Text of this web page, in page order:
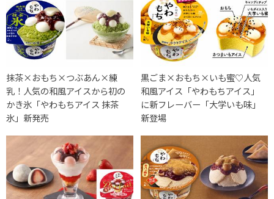
抹茶×おもち×つぶあん×練
乳！人気の和風アイスから初の
かき氷「やわもちアイス 抹茶
氷」新発売
黒ごま×おもち×いも蜜♡人気
和風アイス「やわもちアイス」
に新フレーバー「大学いも味」
新登場